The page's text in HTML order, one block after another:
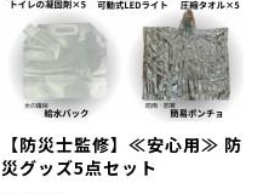
【防災士監修】≪安心用≫ 防
災グッズ5点セット